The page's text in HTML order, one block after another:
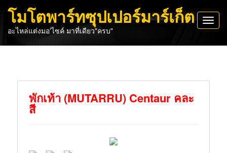
โมโตพาร์ทซุปเปอร์มาร์เก็ต
อะไหล่แต่งมอ'ไซค์ มาที่เดียว"ครบ"
พักเท้า (MUTARRU) Centaur คละ
สี